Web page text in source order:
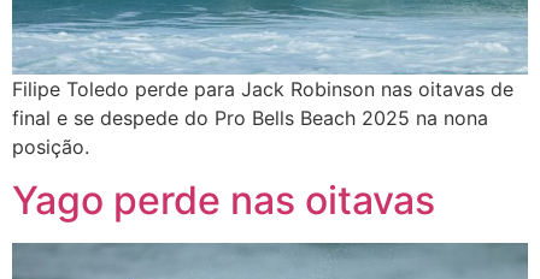
Filipe Toledo perde para Jack Robinson nas oitavas de
final e se despede do Pro Bells Beach 2025 na nona
posição.
Yago perde nas oitavas